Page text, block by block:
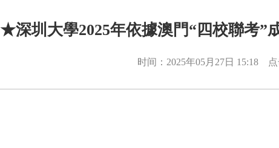
★深圳大學2025年依據澳門“四校聯考
时间：2025年05月27日 15:18